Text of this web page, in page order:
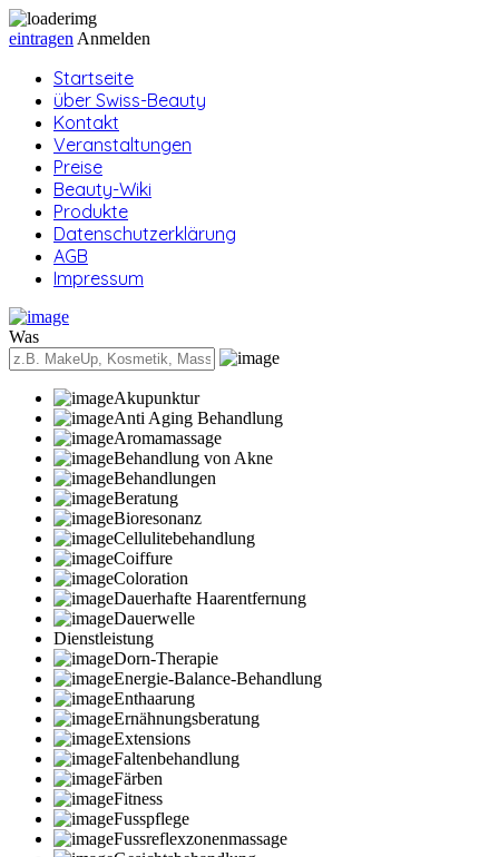
eintragen Anmelden
Startseite
über Swiss-Beauty
Kontakt
Veranstaltungen
Preise
Beauty-Wiki
Produkte
Datenschutzerklärung
AGB
Impressum
Was
Akupunktur
Anti Aging Behandlung
Aromamassage
Behandlung von Akne
Behandlungen
Beratung
Bioresonanz
Cellulitebehandlung
Coiffure
Coloration
Dauerhafte Haarentfernung
Dauerwelle
Dienstleistung
Dorn-Therapie
Energie-Balance-Behandlung
Enthaarung
Ernähnungsberatung
Extensions
Faltenbehandlung
Färben
Fitness
Fusspflege
Fussreflexzonenmassage